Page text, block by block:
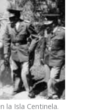
la Isla Centinela.